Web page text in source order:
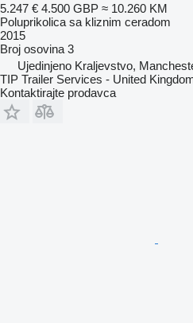
5.247 € 4.500 GBP ≈ 10.260 KM
Poluprikolica sa kliznim ceradom
2015
Broj osovina 3
Ujedinjeno Kraljevstvo,
TIP Trailer Services - United
Kontaktirajte prodavca